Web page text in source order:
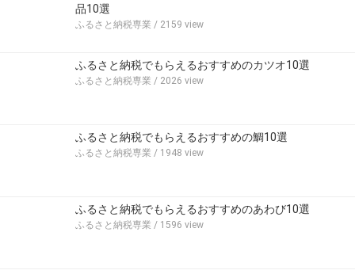
品10選
ふるさと納税専業 / 2159 view
ふるさと納税でもらえるおすすめのカツオ10選
ふるさと納税専業 / 2026 view
ふるさと納税でもらえるおすすめの鯛10選
ふるさと納税専業 / 1948 view
ふるさと納税でもらえるおすすめのあわび10選
ふるさと納税専業 / 1596 view